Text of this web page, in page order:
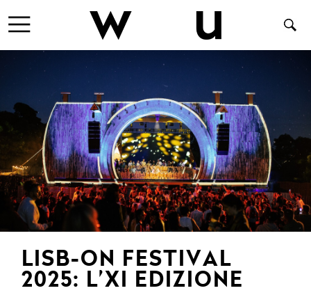
LISB-ON FESTIVAL
2025: L’XI EDIZIONE